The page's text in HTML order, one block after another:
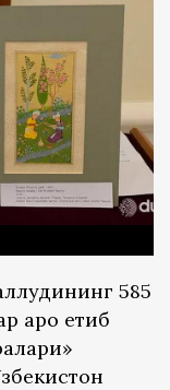
585
аро етиб